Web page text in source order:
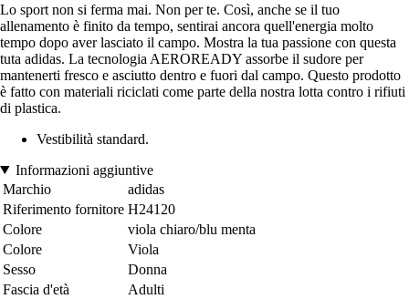
Lo sport non si ferma mai. Non per te. Così, anche se il tuo
allenamento è finito da tempo, sentirai ancora quell'energia molto
tempo dopo aver lasciato il campo. Mostra la tua passione con questa
tuta adidas. La tecnologia AEROREADY assorbe il sudore per
mantenerti fresco e asciutto dentro e fuori dal campo. Questo prodotto
è fatto con materiali riciclati come parte della nostra lotta contro i rifiuti
di plastica.
Vestibilità standard.
Informazioni aggiuntive
Marchio
adidas
Riferimento fornitore H24120
Colore
viola chiaro/blu menta
Colore
Viola
Sesso
Donna
Fascia d'età
Adulti